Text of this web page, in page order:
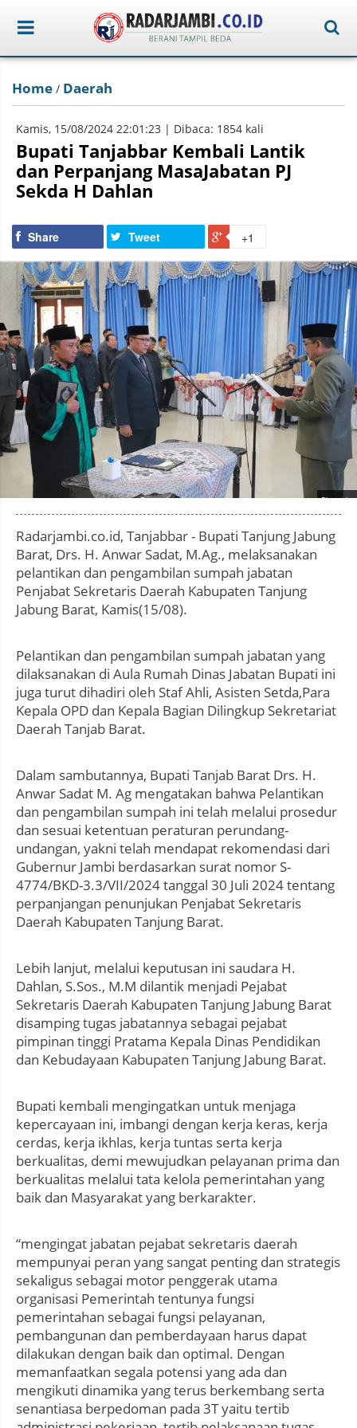
Home / Daerah
Kamis, 15/08/2024 22:01:23 | Dibaca: 1854 kali
Bupati Tanjabbar Kembali Lantik
dan Perpanjang MasaJabatan PJ
Sekda H Dahlan
Share Tweet +1
Photo by
Radarjambi.co.id, Tanjabbar - Bupati Tanjung Jabung
Barat, Drs. H. Anwar Sadat, M.Ag., melaksanakan
pelantikan dan pengambilan sumpah jabatan
Penjabat Sekretaris Daerah Kabupaten Tanjung
Jabung Barat, Kamis(15/08).
Pelantikan dan pengambilan sumpah jabatan yang
dilaksanakan di Aula Rumah Dinas Jabatan Bupati ini
juga turut dihadiri oleh Staf Ahli, Asisten Setda,Para
Kepala OPD dan Kepala Bagian Dilingkup Sekretariat
Daerah Tanjab Barat.
Dalam sambutannya, Bupati Tanjab Barat Drs. H.
Anwar Sadat M. Ag mengatakan bahwa Pelantikan
dan pengambilan sumpah ini telah melalui prosedur
dan sesuai ketentuan peraturan perundang-
undangan, yakni telah mendapat rekomendasi dari
Gubernur Jambi berdasarkan surat nomor S-
4774/BKD-3.3/VII/2024 tanggal 30 Juli 2024 tentang
perpanjangan penunjukan Penjabat Sekretaris
Daerah Kabupaten Tanjung Barat.
Lebih lanjut, melalui keputusan ini saudara H.
Dahlan, S.Sos., M.M dilantik menjadi Pejabat
Sekretaris Daerah Kabupaten Tanjung Jabung Barat
disamping tugas jabatannya sebagai pejabat
pimpinan tinggi Pratama Kepala Dinas Pendidikan
dan Kebudayaan Kabupaten Tanjung Jabung Barat.
Bupati kembali mengingatkan untuk menjaga
kepercayaan ini, imbangi dengan kerja keras, kerja
cerdas, kerja ikhlas, kerja tuntas serta kerja
berkualitas, demi mewujudkan pelayanan prima dan
berkualitas melalui tata kelola pemerintahan yang
baik dan Masyarakat yang berkarakter.
“mengingat jabatan pejabat sekretaris daerah
mempunyai peran yang sangat penting dan strategis
sekaligus sebagai motor penggerak utama
organisasi Pemerintah tentunya fungsi
pemerintahan sebagai fungsi pelayanan,
pembangunan dan pemberdayaan harus dapat
dilakukan dengan baik dan optimal. Dengan
memanfaatkan segala potensi yang ada dan
mengikuti dinamika yang terus berkembang serta
senantiasa berpedoman pada 3T yaitu tertib